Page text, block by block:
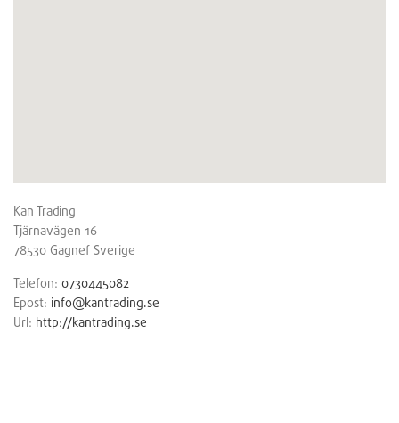
Kan Trading
Tjärnavägen 16
78530 Gagnef Sverige
Telefon: 0730445082
Epost: info@kantrading.se
Url: http://kantrading.se